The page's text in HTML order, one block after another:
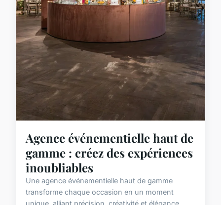
Agence événementielle haut de
gamme : créez des expériences
inoubliables
Une agence événementielle haut de gamme
transforme chaque occasion en un moment